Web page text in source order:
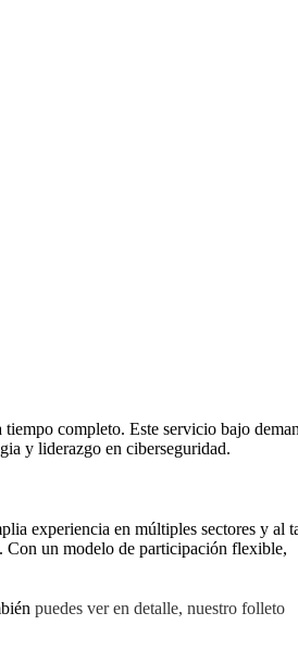
completo. Este servicio bajo
y liderazgo en ciberseguridad.
experiencia en múltiples sectores y al
Con un modelo de participación flexible,
puedes ver en detalle, nuestro folleto